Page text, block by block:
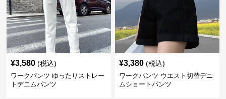
¥3,580 (税込)
ワークパンツ ゆったりストレー
トデニムパンツ
¥3,380 (税込)
ワークパンツ ウエスト切替デニ
ムショートパンツ